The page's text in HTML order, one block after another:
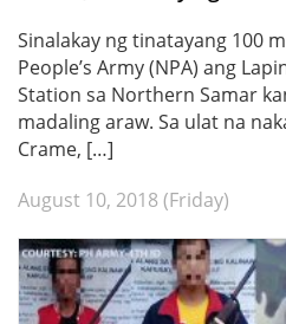
Sinalakay ng tinatayang 100
People’s Army (NPA) ang
Station sa Northern Samar
madaling araw. Sa ulat na
Crame, […]
August 10, 2018 (Friday)